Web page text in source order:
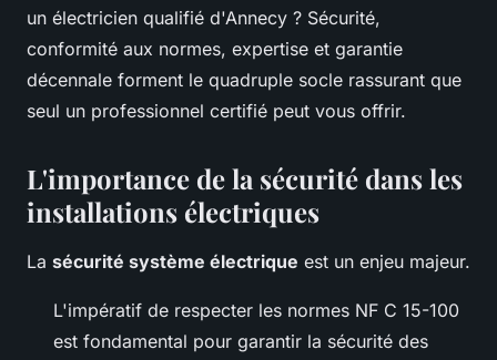
un électricien qualifié d'Annecy ? Sécurité,
conformité aux normes, expertise et garantie
décennale forment le quadruple socle rassurant que
seul un professionnel certifié peut vous offrir.
L'importance de la sécurité dans les
installations électriques
La sécurité système électrique est un enjeu majeur.
L'impératif de respecter les normes NF C 15-100
est fondamental pour garantir la sécurité des